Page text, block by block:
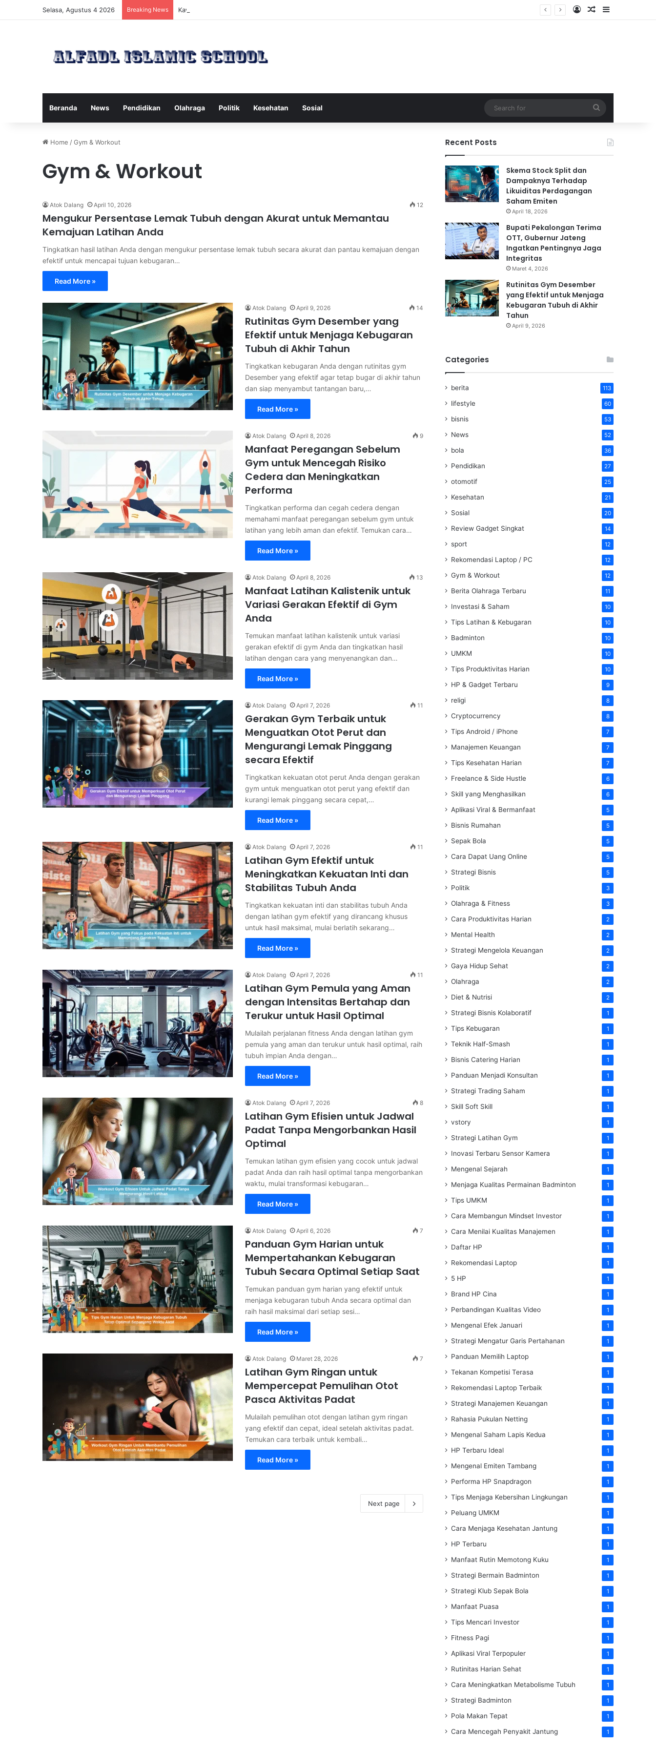
Selasa, Agustus 4 2026 Breaking News Kawanan Lebah Serang Tol Bali Mandara, BKSDA Rincikan Penyebabnya Log InRandom Article
Sidebar
Beranda News Pendidikan Olahraga Politik Kesehatan Sosial
for
Home /Gym & Workout
Gym & Workout
Atok Dalang April 10, 2026 12
Mengukur Persentase Lemak Tubuh dengan Akurat untuk Memantau
Kemajuan Latihan Anda
Tingkatkan hasil latihan Anda dengan mengukur persentase lemak tubuh secara akurat dan pantau kemajuan dengan
efektif untuk mencapai tujuan kebugaran…
Read More »
Atok Dalang April 9, 2026 14
Rutinitas Gym Desember yang
Efektif untuk Menjaga Kebugaran
Tubuh di Akhir Tahun
Tingkatkan kebugaran Anda dengan rutinitas gym
Desember yang efektif agar tetap bugar di akhir tahun
dan siap menyambut tantangan baru,…
Read More »
Atok Dalang April 8, 2026 9
Manfaat Peregangan Sebelum
Gym untuk Mencegah Risiko
Cedera dan Meningkatkan
Performa
Tingkatkan performa dan cegah cedera dengan
memahami manfaat peregangan sebelum gym untuk
latihan yang lebih aman dan efektif. Temukan cara…
Read More »
Atok Dalang April 8, 2026 13
Manfaat Latihan Kalistenik untuk
Variasi Gerakan Efektif di Gym
Anda
Temukan manfaat latihan kalistenik untuk variasi
gerakan efektif di gym Anda dan tingkatkan hasil
latihan dengan cara yang menyenangkan dan…
Read More »
Atok Dalang April 7, 2026 11
Gerakan Gym Terbaik untuk
Menguatkan Otot Perut dan
Mengurangi Lemak Pinggang
secara Efektif
Tingkatkan kekuatan otot perut Anda dengan gerakan
gym untuk menguatkan otot perut yang efektif dan
kurangi lemak pinggang secara cepat,…
Read More »
Atok Dalang April 7, 2026 11
Latihan Gym Efektif untuk
Meningkatkan Kekuatan Inti dan
Stabilitas Tubuh Anda
Tingkatkan kekuatan inti dan stabilitas tubuh Anda
dengan latihan gym efektif yang dirancang khusus
untuk hasil maksimal, mulai berlatih sekarang…
Read More »
Atok Dalang April 7, 2026 11
Latihan Gym Pemula yang Aman
dengan Intensitas Bertahap dan
Terukur untuk Hasil Optimal
Mulailah perjalanan fitness Anda dengan latihan gym
pemula yang aman dan terukur untuk hasil optimal, raih
tubuh impian Anda dengan…
Read More »
Atok Dalang April 7, 2026 8
Latihan Gym Efisien untuk Jadwal
Padat Tanpa Mengorbankan Hasil
Optimal
Temukan latihan gym efisien yang cocok untuk jadwal
padat Anda dan raih hasil optimal tanpa mengorbankan
waktu, mulai transformasi kebugaran…
Read More »
Atok Dalang April 6, 2026 7
Panduan Gym Harian untuk
Mempertahankan Kebugaran
Tubuh Secara Optimal Setiap Saat
Temukan panduan gym harian yang efektif untuk
menjaga kebugaran tubuh Anda secara optimal dan
raih hasil maksimal dari setiap sesi…
Read More »
Atok Dalang Maret 28, 2026 7
Latihan Gym Ringan untuk
Mempercepat Pemulihan Otot
Pasca Aktivitas Padat
Mulailah pemulihan otot dengan latihan gym ringan
yang efektif dan cepat, ideal setelah aktivitas padat.
Temukan cara terbaik untuk kembali…
Read More »
Next page
Recent Posts
Skema Stock Split dan
Dampaknya Terhadap
Likuiditas Perdagangan
Saham Emiten
April 18, 2026
Bupati Pekalongan Terima
OTT, Gubernur Jateng
Ingatkan Pentingnya Jaga
Integritas
Maret 4, 2026
Rutinitas Gym Desember
yang Efektif untuk Menjaga
Kebugaran Tubuh di Akhir
Tahun
April 9, 2026
Categories
berita 113
lifestyle 60
bisnis 53
News 52
bola 36
Pendidikan 27
otomotif 25
Kesehatan 21
Sosial 20
Review Gadget Singkat 14
sport 12
Rekomendasi Laptop / PC 12
Gym & Workout 12
Berita Olahraga Terbaru 11
Investasi & Saham 10
Tips Latihan & Kebugaran 10
Badminton 10
UMKM 10
Tips Produktivitas Harian 10
HP & Gadget Terbaru 9
religi 8
Cryptocurrency 8
Tips Android / iPhone 7
Manajemen Keuangan 7
Tips Kesehatan Harian 7
Freelance & Side Hustle 6
Skill yang Menghasilkan 6
Aplikasi Viral & Bermanfaat 5
Bisnis Rumahan 5
Sepak Bola 5
Cara Dapat Uang Online 5
Strategi Bisnis 5
Politik 3
Olahraga & Fitness 3
Cara Produktivitas Harian 2
Mental Health 2
Strategi Mengelola Keuangan 2
Gaya Hidup Sehat 2
Olahraga 2
Diet & Nutrisi 2
Strategi Bisnis Kolaboratif 1
Tips Kebugaran 1
Teknik Half-Smash 1
Bisnis Catering Harian 1
Panduan Menjadi Konsultan 1
Strategi Trading Saham 1
Skill Soft Skill 1
vstory 1
Strategi Latihan Gym 1
Inovasi Terbaru Sensor Kamera 1
Mengenal Sejarah 1
Menjaga Kualitas Permainan Badminton 1
Tips UMKM 1
Cara Membangun Mindset Investor 1
Cara Menilai Kualitas Manajemen 1
Daftar HP 1
Rekomendasi Laptop 1
5 HP 1
Brand HP Cina 1
Perbandingan Kualitas Video 1
Mengenal Efek Januari 1
Strategi Mengatur Garis Pertahanan 1
Panduan Memilih Laptop 1
Tekanan Kompetisi Terasa 1
Rekomendasi Laptop Terbaik 1
Strategi Manajemen Keuangan 1
Rahasia Pukulan Netting 1
Mengenal Saham Lapis Kedua 1
HP Terbaru Ideal 1
Mengenal Emiten Tambang 1
Performa HP Snapdragon 1
Tips Menjaga Kebersihan Lingkungan 1
Peluang UMKM 1
Cara Menjaga Kesehatan Jantung 1
HP Terbaru 1
Manfaat Rutin Memotong Kuku 1
Strategi Bermain Badminton 1
Strategi Klub Sepak Bola 1
Manfaat Puasa 1
Tips Mencari Investor 1
Fitness Pagi 1
Aplikasi Viral Terpopuler 1
Rutinitas Harian Sehat 1
Cara Meningkatkan Metabolisme Tubuh 1
Strategi Badminton 1
Pola Makan Tepat 1
Cara Mencegah Penyakit Jantung 1